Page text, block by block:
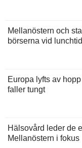
Mellanöstern och
börserna vid lunchtid
Europa lyfts av
faller tungt
Hälsovård leder de
Mellanöstern i fokus